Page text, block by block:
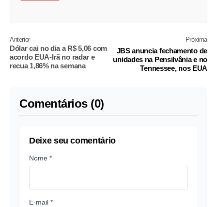
Anterior
Dólar cai no dia a R$ 5,06 com
acordo EUA-Irã no radar e
recua 1,86% na semana
Próxima
JBS anuncia fechamento de
unidades na Pensilvânia e no
Tennessee, nos EUA
Comentários (0)
Deixe seu comentário
Nome *
E-mail *